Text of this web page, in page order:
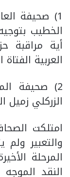
1) صحيفة
الخطيب
أية
العربية
2) صحيفة
الزركلي زميل
امتلكت
والتعبير
المرحلة
النقد